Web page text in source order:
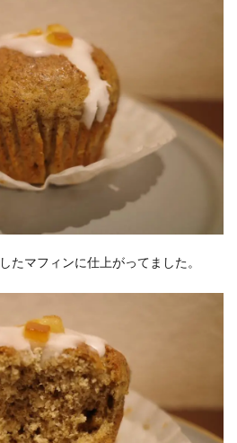
たマフィンに仕上がってました。